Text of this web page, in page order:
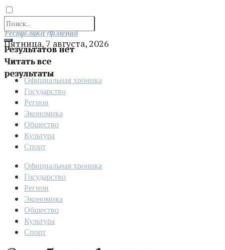
Результатов нет
Читать все
результаты
Отправить
Республика Армения
Пятница, 7 августа, 2026
Официальная хроника
Государство
Регион
Экономика
Общество
Культура
Спорт
Официальная хроника
Государство
Регион
Экономика
Общество
Культура
Спорт